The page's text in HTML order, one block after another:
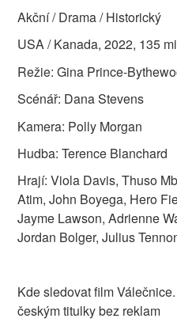
Akční / Drama / Historický
USA / Kanada, 2022, 135
Režie: Gina Prince-
Scénář: Dana Stevens
Kamera: Polly Morgan
Hudba: Terence Blanchard
Hrají: Viola Davis, Thuso
Atim, John Boyega, Hero
Jayme Lawson, Adrienne
Jordan Bolger, Julius
Kde sledovat film
českým titulky bez reklam